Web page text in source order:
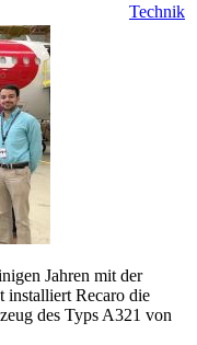
Technik
Jahren mit der
installiert Recaro die
des Typs A321 von